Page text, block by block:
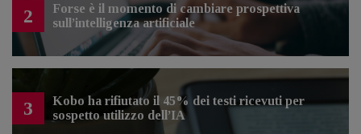
2
Forse è il momento di cambiare prospettiva
sull’intelligenza artificiale
3
Kobo ha rifiutato il 45% dei testi ricevuti per
sospetto utilizzo dell’IA